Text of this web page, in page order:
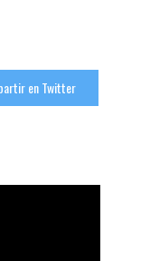
en Twitter